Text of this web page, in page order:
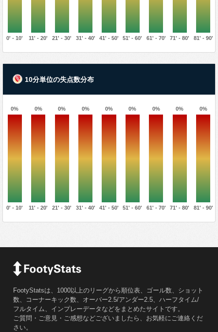
0' - 10' 11' - 20' 21' - 30' 31' - 40' 41' - 50' 51' - 60' 61' - 70' 71' - 80' 81' - 90'
10分単位の失点数分布
0% 0% 0% 0% 0% 0% 0% 0% 0%
0' - 10' 11' - 20' 21' - 30' 31' - 40' 41' - 50' 51' - 60' 61' - 70' 71' - 80' 81' - 90'
FootyStatsは、1000以上のリーグから順位表、ゴール数、ショット
数、コーナーキック数、オーバー2.5/アンダー2.5、ハーフタイム/
フルタイム、インプレーデータなどをまとめたサイトです。
ご質問・ご意見・ご感想などございましたら、お気軽にご連絡くだ
さい。